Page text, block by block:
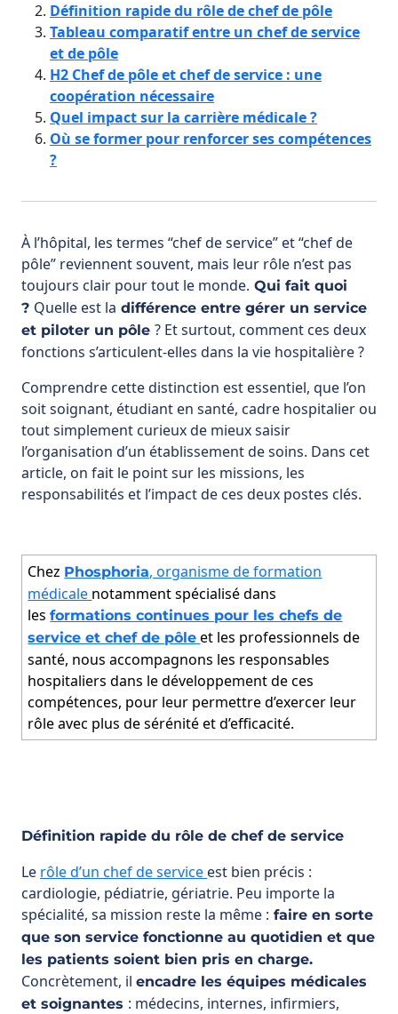
Définition rapide du rôle de chef de pôle
Tableau comparatif entre un chef de service
et de pôle
H2 Chef de pôle et chef de service : une
coopération nécessaire
Quel impact sur la carrière médicale ?
Où se former pour renforcer ses compétences
?
À l’hôpital, les termes “chef de service” et “chef de
pôle” reviennent souvent, mais leur rôle n’est pas
toujours clair pour tout le monde. Qui fait quoi
? Quelle est la différence entre gérer un service
et piloter un pôle ? Et surtout, comment ces deux
fonctions s’articulent-elles dans la vie hospitalière ?
Comprendre cette distinction est essentiel, que l’on
soit soignant, étudiant en santé, cadre hospitalier ou
tout simplement curieux de mieux saisir
l’organisation d’un établissement de soins. Dans cet
article, on fait le point sur les missions, les
responsabilités et l’impact de ces deux postes clés.
Chez Phosphoria, organisme de formation
médicale notamment spécialisé dans
lesformations continues pour les chefs de
service et chef de pôle et les professionnels de
santé, nous accompagnons les responsables
hospitaliers dans le développement de ces
compétences, pour leur permettre d’exercer leur
rôle avec plus de sérénité et d’efficacité.
Définition rapide du rôle de chef de service
Le rôle d’un chef de service est bien précis :
cardiologie, pédiatrie, gériatrie. Peu importe la
spécialité, sa mission reste la même : faire en sorte
que son service fonctionne au quotidien et que
les patients soient bien pris en charge.
Concrètement, il encadre les équipes médicales
et soignantes : médecins, internes, infirmiers,